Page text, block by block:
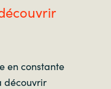
en constante
découvrir